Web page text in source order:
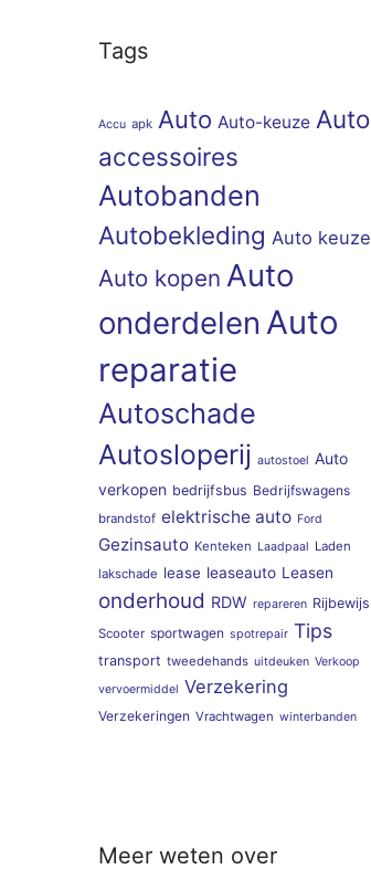
Tags
Accu apk Auto Auto-keuze Auto
accessoires
Autobanden
Autobekleding Auto keuze
Auto kopen Auto
onderdelen Auto
reparatie
Autoschade
Autosloperij autostoel Auto
verkopen bedrijfsbus Bedrijfswagens
brandstof elektrische auto Ford
Gezinsauto Kenteken Laadpaal Laden
lakschade lease leaseauto Leasen
onderhoud RDW repareren Rijbewijs
Scooter sportwagen spotrepair Tips
transport tweedehands uitdeuken Verkoop
vervoermiddel Verzekering
Verzekeringen Vrachtwagen winterbanden
Meer weten over